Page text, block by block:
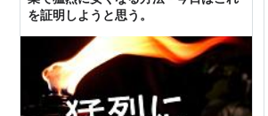
を証明しようと思う。